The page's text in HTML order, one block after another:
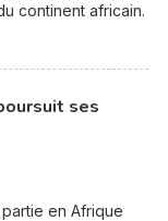
continent africain.
ses
en Afrique